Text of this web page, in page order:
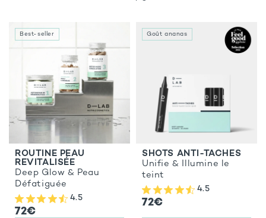
Best-seller
ROUTINE PEAU
REVITALISÉE
Deep Glow & Peau
Défatiguée
4.5
72€
Goût ananas
SHOTS ANTI-TACHES
Unifie & Illumine le
teint
4.5
72€